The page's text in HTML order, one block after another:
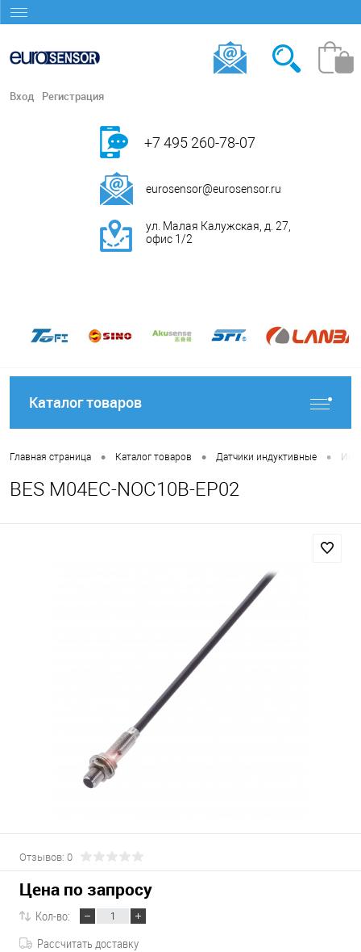
Вход Регистрация
+7 495 260-78-07
eurosensor@eurosensor.ru
ул. Малая Калужская, д. 27,
офис 1/2
Каталог товаров
Главная страница • Каталог товаров • Датчики индуктивные •
BES M04EC-NOC10B-EP02
Отзывов: 0
Цена по запросу
Кол-во:
Рассчитать доставку